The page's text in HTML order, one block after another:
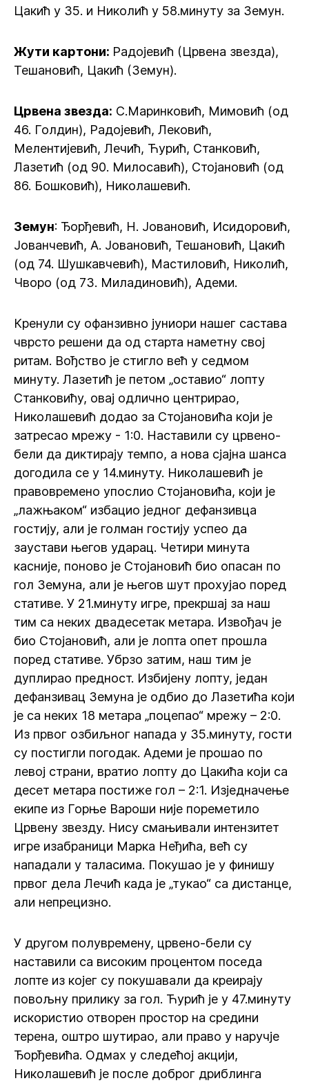
Цакић у 35. и Николић у 58.минуту за Земун.
Жути картони: Радојевић (Црвена звезда),
Тешановић, Цакић (Земун).
Црвена звезда: С.Маринковић, Мимовић (од
46. Голдин), Радојевић, Лековић,
Мелентијевић, Лечић, Ћурић, Станковић,
Лазетић (од 90. Милосавић), Стојановић (од
86. Бошковић), Николашевић.
Земун: Ђорђевић, Н. Јовановић, Исидоровић,
Јованчевић, А. Јовановић, Тешановић, Цакић
(од 74. Шушкавчевић), Мастиловић, Николић,
Чворо (од 73. Миладиновић), Адеми.
Кренули су офанзивно јуниори нашег састава
чврсто решени да од старта наметну свој
ритам. Вођство је стигло већ у седмом
минуту. Лазетић је петом „оставио“ лопту
Станковићу, овај одлично центрирао,
Николашевић додао за Стојановића који је
затресао мрежу - 1:0. Наставили су црвено-
бели да диктирају темпо, а нова сјајна шанса
догодила се у 14.минуту. Николашевић је
правовремено упослио Стојановића, који је
„лажњаком“ избацио једног дефанзивца
гостију, али је голман гостију успео да
заустави његов ударац. Четири минута
касније, поново је Стојановић био опасан по
гол Земуна, али је његов шут прохујао поред
стативе. У 21.минуту игре, прекршај за наш
тим са неких двадесетак метара. Извођач је
био Стојановић, али је лопта опет прошла
поред стативе. Убрзо затим, наш тим је
дуплирао предност. Избијену лопту, један
дефанзивац Земуна је одбио до Лазетића који
је са неких 18 метара „поцепао“ мрежу – 2:0.
Из првог озбиљног напада у 35.минуту, гости
су постигли погодак. Адеми је прошао по
левој страни, вратио лопту до Цакића који са
десет метара постиже гол – 2:1. Изједначење
екипе из Горње Вароши није пореметило
Црвену звезду. Нису смањивали интензитет
игре изабраници Марка Неђића, већ су
нападали у таласима. Покушао је у финишу
првог дела Лечић када је „тукао“ са дистанце,
али непрецизно.
У другом полувремену, црвено-бели су
наставили са високим процентом поседа
лопте из којег су покушавали да креирају
повољну прилику за гол. Ћурић је у 47.минуту
искористио отворен простор на средини
терена, оштро шутирао, али право у наручје
Ђорђевића. Одмах у следећој акцији,
Николашевић је после доброг дриблинга